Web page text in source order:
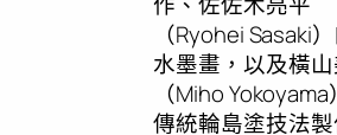
（Ryohei Sasaki
水墨畫，以及橫
（Miho
傳統輪島塗技法